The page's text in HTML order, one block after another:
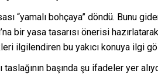
“yamalı bohçaya” döndü. Bunu
bir yasa tasarısı önerisi
ilgilendiren bu yakıcı konuya ilgi
taslağının başında şu ifadeler yer